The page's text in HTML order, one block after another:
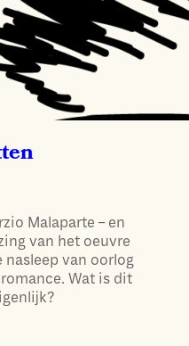
Malaparte – en
van het oeuvre
nasleep van oorlog
Wat is dit